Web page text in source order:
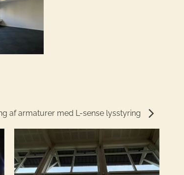
af armaturer med L-sense lysstyring